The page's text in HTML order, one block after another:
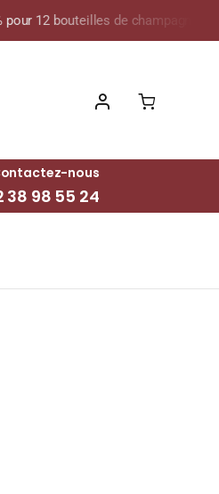
de champagne de la
nous
38 98 55 24